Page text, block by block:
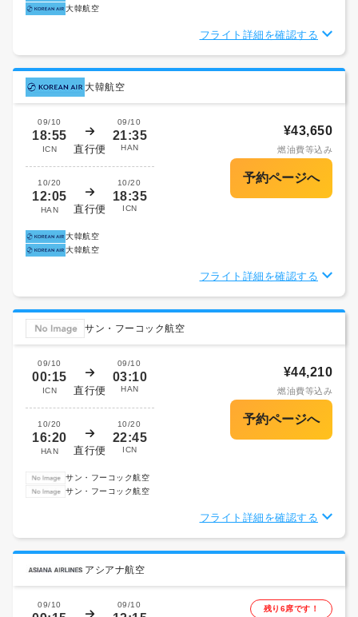
大韓航空
フライト詳細を確認する
大韓航空
09/10
18:55
ICN 直行便
09/10
21:35
HAN
10/20
12:05
HAN 直行便
10/20
18:35
ICN
¥43,650
燃油費等込み
大韓航空
大韓航空
フライト詳細を確認する
サン・フーコック航空
09/10
00:15
ICN 直行便
09/10
03:10
HAN
10/20
16:20
HAN 直行便
10/20
22:45
ICN
¥44,210
燃油費等込み
サン・フーコック航空
サン・フーコック航空
フライト詳細を確認する
アシアナ航空
09/10 09/10 残り6席です！